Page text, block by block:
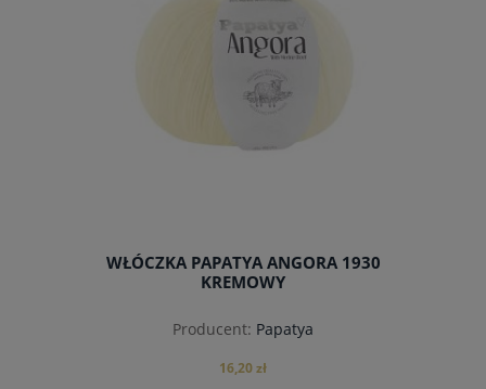
WŁÓCZKA PAPATYA ANGORA 1930
KREMOWY
Producent: Papatya
16,20 zł